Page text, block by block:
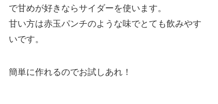
で甘めが好きならサイダーを使います。
甘い方は赤玉パンチのような味でとても飲みやす
いです。
簡単に作れるのでお試しあれ！